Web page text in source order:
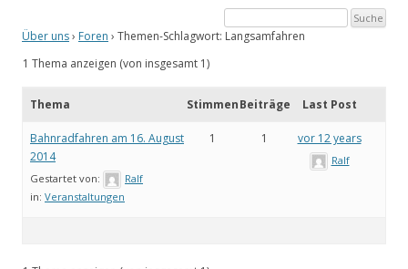
Über uns› Foren › Themen-Schlagwort: Langsamfahren
1 Thema anzeigen (von insgesamt 1)
Thema StimmenBeiträge Last Post
Bahnradfahren am 16. August
2014
Gestartet von:
Ralf
in: Veranstaltungen
1 1 vor 12 years
Ralf